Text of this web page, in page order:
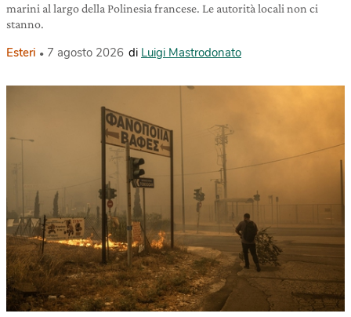
marini al largo della Polinesia francese. Le autorità locali non ci
stanno.
Esteri 7 agosto 2026 di Luigi Mastrodonato